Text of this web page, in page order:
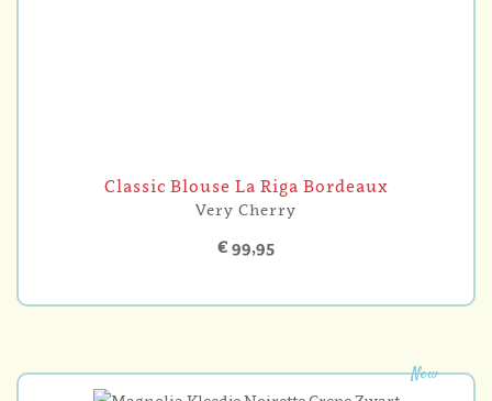
Classic Blouse La Riga Bordeaux
Very Cherry
€ 99,95
New